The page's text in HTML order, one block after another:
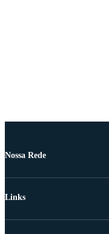
Nossa Rede
Links